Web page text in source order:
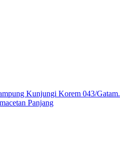
Kunjungi Korem 043/Gatam.
Panjang